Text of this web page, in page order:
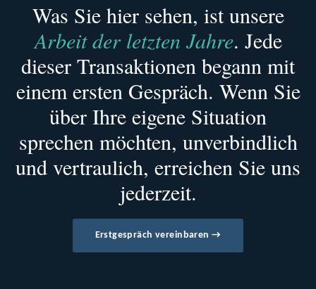
Was Sie hier sehen, ist unsere
Arbeit der letzten Jahre. Jede
dieser Transaktionen begann mit
einem ersten Gespräch. Wenn Sie
über Ihre eigene Situation
sprechen möchten, unverbindlich
und vertraulich, erreichen Sie uns
jederzeit.
Erstgespräch vereinbaren →